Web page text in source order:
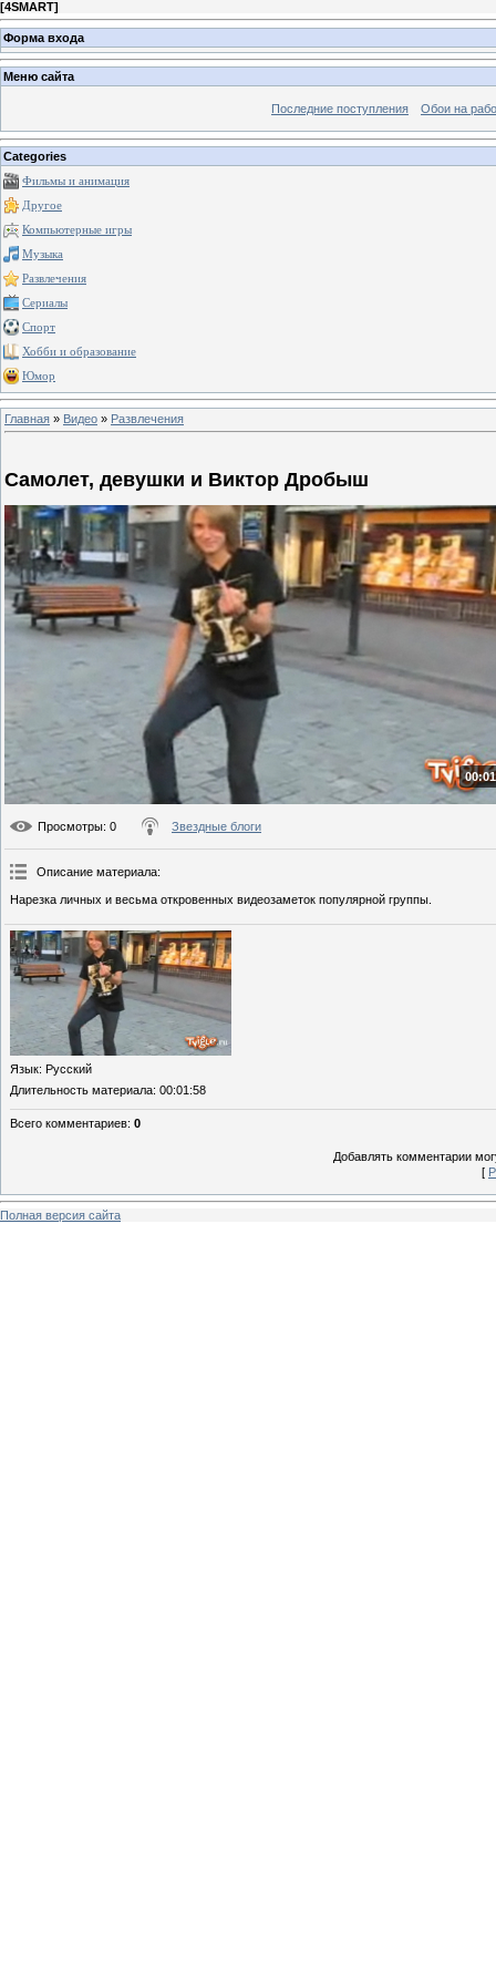
[4SMART]
Форма входа
Меню сайта
Последние поступления Обои на
Categories
Фильмы и анимация
Другое
Компьютерные игры
Музыка
Развлечения
Сериалы
Спорт
Хобби и образование
Юмор
Главная » Видео » Развлечения
Самолет, девушки и Виктор Дробыш
Просмотры: 0 Звездные блоги
Описание материала:
Нарезка личных и весьма откровенных видеозаметок популярной группы.
Язык: Русский
Длительность материала: 00:01:58
Всего комментариев: 0
Добавлять комментарии
[
Полная версия сайта